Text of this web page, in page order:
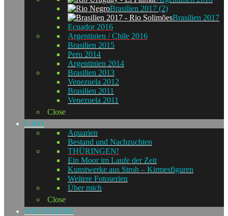
Brasilien 2017 (2)
Brasilien 2017
Ecuador 2016
Argentinien / Chile 2016
Brasilien 2015
Peru 2014
Argentinien 2014
Brasilien 2013
Venezuela 2012
Brasilien 2011
Venezuela 2011
Close
L-KO
Aquarien
Bestand und Nachzuchten
THÜRINGEN!
Ein Moor im Laufe der Zeit
Kunstwerke aus Stroh – Kirmesfiguren
Weitere Fotoserien
Über mich
Close
WEGWEISER